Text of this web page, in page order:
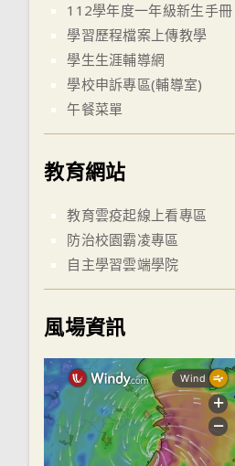
112學年度一年級新生手冊
學習歷程檔案上傳教學
學生生涯輔導網
學校申訴專區(輔導室)
午餐菜單
教育網站
教育雲疫起線上看專區
防治校園霸凌專區
自主學習雲端學院
風場資訊